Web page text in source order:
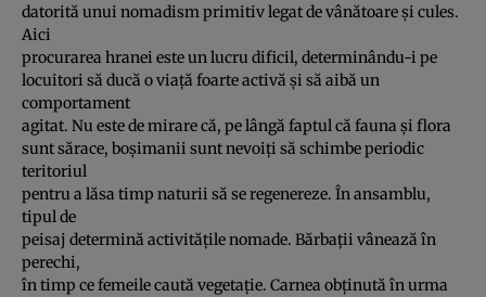
datorită unui nomadism primitiv legat de vânătoare şi cules.
Aici
procurarea hranei este un lucru dificil, determinându-i pe
locuitori să ducă o viaţă foarte activă şi să aibă un
comportament
agitat. Nu este de mirare că, pe lângă faptul că fauna şi flora
sunt sărace, boşimanii sunt nevoiţi să schimbe periodic
teritoriul
pentru a lăsa timp naturii să se regenereze. În ansamblu,
tipul de
peisaj determină activităţile nomade. Bărbaţii vânează în
perechi,
în timp ce femeile caută vegetaţie. Carnea obţinută în urma